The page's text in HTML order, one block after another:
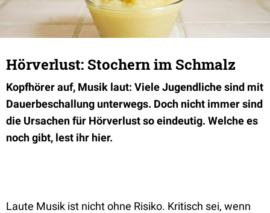
Hörverlust: Stochern im Schmalz
Kopfhörer auf, Musik laut: Viele Jugendliche sind mit
Dauerbeschallung unterwegs. Doch nicht immer sind
die Ursachen für Hörverlust so eindeutig. Welche es
noch gibt, lest ihr hier.
Laute Musik ist nicht ohne Risiko. Kritisch sei, wenn